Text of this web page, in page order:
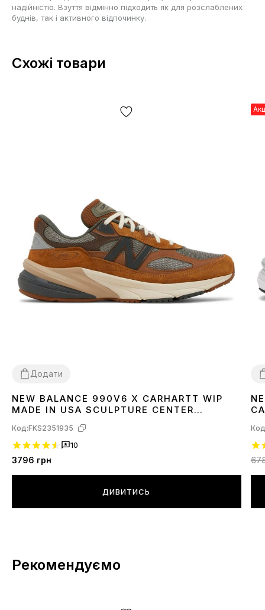
надійністю. Взуття відмінно підходить як для розслаблених
буднів, так і активного відпочинку.
Схожі товари
Додати
36
NEW BALANCE 990V6 X CARHARTT WIP
MADE IN USA SCULPTURE CENTER
Код:FKS2351935
10
3796 грн
ДИВИТИСЬ
Рекомендуємо